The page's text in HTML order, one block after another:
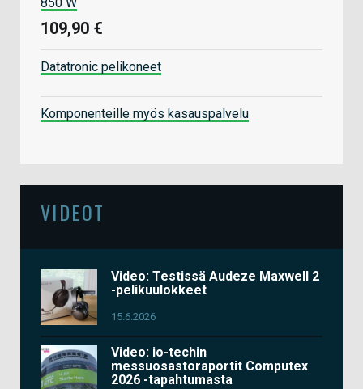
109,90 €
Datatronic pelikoneet
Komponenteille myös kasauspalvelu
VIDEOT
Video: Testissä Audeze Maxwell 2
-pelikuulokkeet
15.6.2026
Video: io-techin
messuosastoraportit Computex
2026 -tapahtumasta